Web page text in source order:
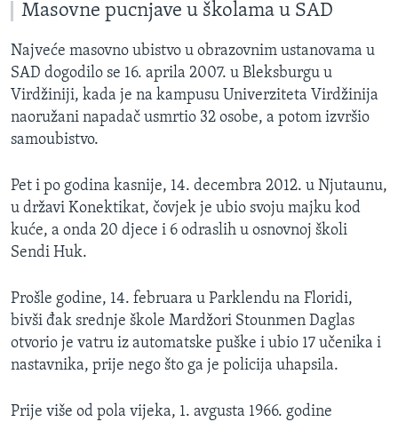
Masovne pucnjave u školama u SAD
Najveće masovno ubistvo u obrazovnim ustanovama u
SAD dogodilo se 16. aprila 2007. u Bleksburgu u
Virdžiniji, kada je na kampusu Univerziteta Virdžinija
naoružani napadač usmrtio 32 osobe, a potom izvršio
samoubistvo.
Pet i po godina kasnije, 14. decembra 2012. u Njutaunu,
u državi Konektikat, čovjek je ubio svoju majku kod
kuće, a onda 20 djece i 6 odraslih u osnovnoj školi
Sendi Huk.
Prošle godine, 14. februara u Parklendu na Floridi,
bivši đak srednje škole Mardžori Stounmen Daglas
otvorio je vatru iz automatske puške i ubio 17 učenika i
nastavnika, prije nego što ga je policija uhapsila.
Prije više od pola vijeka, 1. avgusta 1966. godine